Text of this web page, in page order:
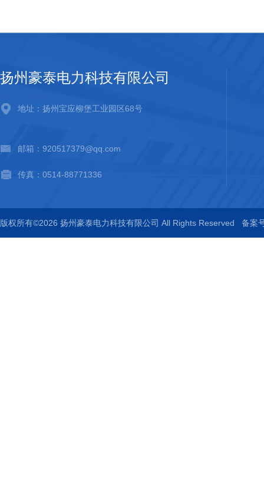
扬州豪泰电力科技有限公司
地址：扬州宝应柳堡工业园区68号
邮箱：920517379@qq.com
传真：0514-88771336
版权所有©2026 扬州豪泰电力科技有限公司 All Rights Reserved 备案